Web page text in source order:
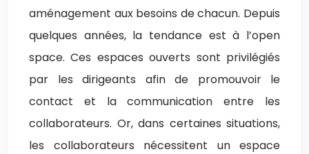
aménagement aux besoins de chacun. Depuis
quelques années, la tendance est à l’open
space. Ces espaces ouverts sont privilégiés
par les dirigeants afin de promouvoir le
contact et la communication entre les
collaborateurs. Or, dans certaines situations,
les collaborateurs nécessitent un espace